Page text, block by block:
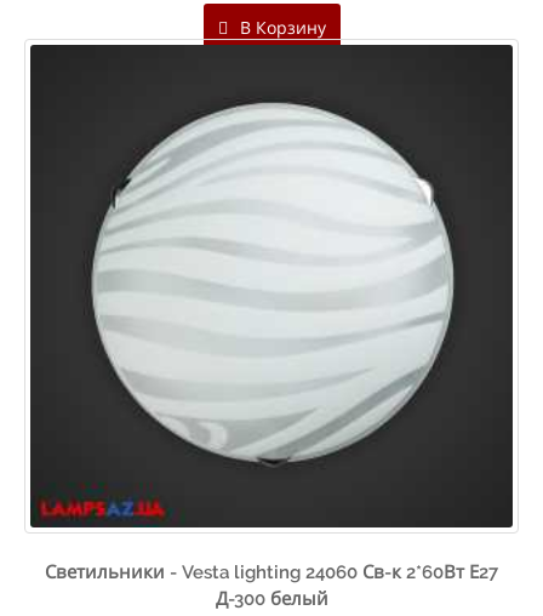
В Корзину
Светильники - Vesta lighting 24060 Св-к 2*60Вт Е27
Д-300 белый